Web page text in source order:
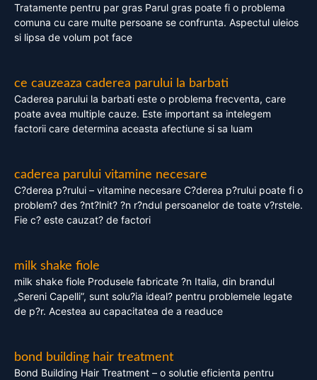
Tratamente pentru par gras Parul gras poate fi o problema
comuna cu care multe persoane se confrunta. Aspectul uleios
si lipsa de volum pot face
ce cauzeaza caderea parului la barbati
Caderea parului la barbati este o problema frecventa, care
poate avea multiple cauze. Este important sa intelegem
factorii care determina aceasta afectiune si sa luam
caderea parului vitamine necesare
C?derea p?rului – vitamine necesare C?derea p?rului poate fi o
problem? des ?nt?lnit? ?n r?ndul persoanelor de toate v?rstele.
Fie c? este cauzat? de factori
milk shake fiole
milk shake fiole Produsele fabricate ?n Italia, din brandul
„Sereni Capelli”, sunt solu?ia ideal? pentru problemele legate
de p?r. Acestea au capacitatea de a readuce
bond building hair treatment
Bond Building Hair Treatment – o solutie eficienta pentru